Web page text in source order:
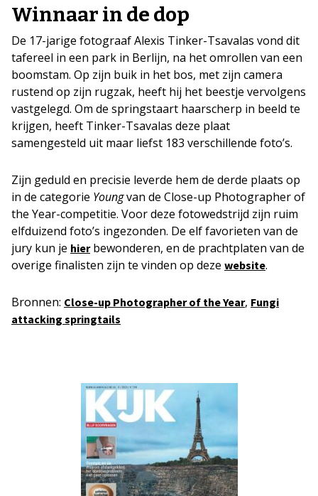
Winnaar in de dop
De 17-jarige fotograaf Alexis Tinker-Tsavalas vond dit
tafereel in een park in Berlijn, na het omrollen van een
boomstam. Op zijn buik in het bos, met zijn camera
rustend op zijn rugzak, heeft hij het beestje vervolgens
vastgelegd. Om de springstaart haarscherp in beeld te
krijgen, heeft Tinker-Tsavalas deze plaat
samengesteld uit maar liefst 183 verschillende foto’s.
Zijn geduld en precisie leverde hem de derde plaats op
in de categorie Youngvan de Close-up Photographer of
the Year-competitie. Voor deze fotowedstrijd zijn ruim
elfduizend foto’s ingezonden. De elf favorieten van de
jury kun je hierbewonderen, en de prachtplaten van de
overige finalisten zijn te vinden op deze website.
Bronnen: Close-up Photographer of the Year, Fungi
attacking springtails